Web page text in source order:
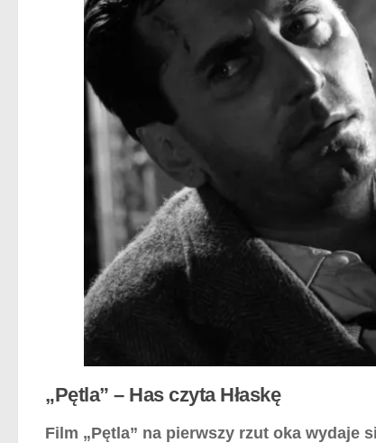
„Pętla” – Has czyta Hłaskę
Film „Pętla” na pierwszy rzut oka wydaje